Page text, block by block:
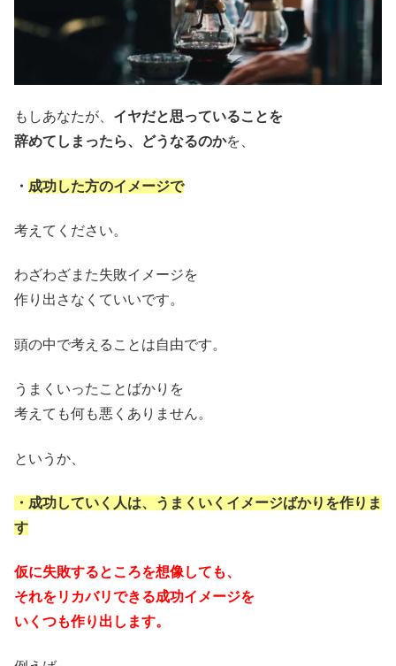
もしあなたが、 イヤだと思っていることを
辞めてしまったら、どうなるのかを、
・ 成功した方のイメージで
考えてください。
わざわざまた失敗イメージを
作り出さなくていいです。
頭の中で考えることは自由です。
うまくいったことばかりを
考えても何も悪くありません。
というか、
・成功していく人は、うまくいくイメージばかりを作りま
す
仮に失敗するところを想像しても、
それをリカバリできる成功イメージを
いくつも作り出します。